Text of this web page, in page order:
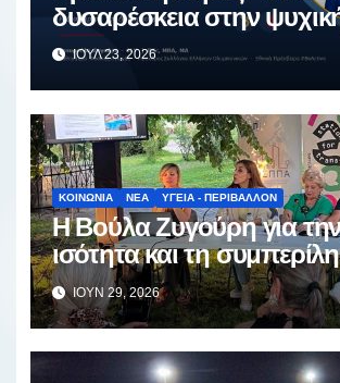
δυσαρέσκεια στην
ανθεκτικότητα
ΙΟΎΛ 23, 2026
ΚΟΙΝΩΝΊΑ ΝΈΑ ΥΓΕΊΑ - ΠΕΡΙΒΆΛΛΟΝ
Η Βούλα Ζυγούρη για
ισότητα και τη
πραγματικός αγώνας
την αφετηρία»
ΙΟΎΝ 29, 2026